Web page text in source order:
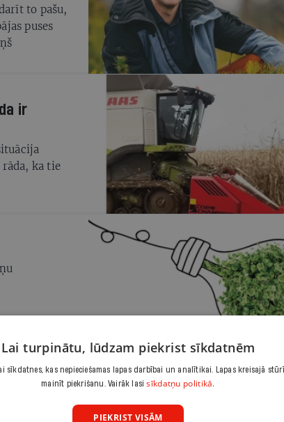
to pašu,
puses
ir
ka tie
Lai turpinātu, lūdzam piekrist sīkdatnēm
sīkdatnes, kas nepieciešamas lapas darbībai un analītikai. Lapas kreisajā
mainīt piekrišanu. Vairāk lasisīkdatņu politikā.
PIEKRIST VISĀM